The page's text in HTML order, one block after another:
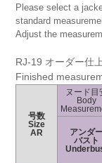
Please select a
standard
Adjust the
RJ-19 オーダー仕
Finished
号数
Size
AR
ヌード目
Body
アンダ
バスト